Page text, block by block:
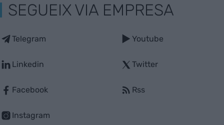
SEGUEIX VIA EMPRESA
Telegram
Linkedin
Facebook
Instagram
Youtube
Twitter
Rss